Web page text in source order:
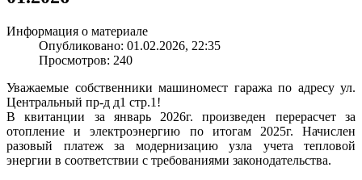
Информация о материале
Опубликовано: 01.02.2026, 22:35
Просмотров: 240
Уважаемые собственники машиномест гаража по адресу ул.
Центральный пр-д д1 стр.1!
В квитанции за январь 2026г. произведен перерасчет за
отопление и электроэнергию по итогам 2025г. Начислен
разовый платеж за модернизацию узла учета тепловой
энергии в соответствии с требованиями законодательства.